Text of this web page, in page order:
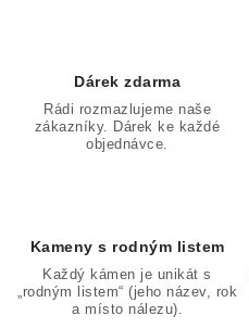
Dárek zdarma
Rádi rozmazlujeme naše
zákazníky. Dárek ke každé
objednávce.
Kameny s rodným listem
Každý kámen je unikát s
„rodným listem“ (jeho název, rok
a místo nálezu).